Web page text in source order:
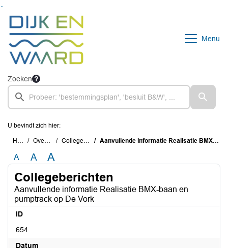
Menu
Zoeken
U bevindt zich hier:
Home Overzichten Collegeberichten Aanvullende informatie Realisatie BMX-baan en pumptrack op De Vork
A A A
Collegeberichten
Aanvullende informatie Realisatie BMX-baan en
pumptrack op De Vork
ID
654
Datum